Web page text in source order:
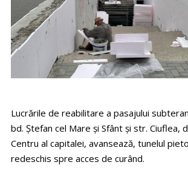
Lucrările de reabilitare a pasajului
bd. Ștefan cel Mare și Sfânt și str. Ciuflea,
Centru al capitalei, avansează, tunelul
redeschis spre acces de curând.